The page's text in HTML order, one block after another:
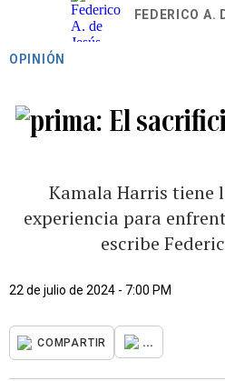
FEDERICO A.
OPINIÓN
El
Kamala Harris tiene
experiencia para
escribe
22 de julio de 2024 - 7:00 PM
COMPARTIR ...